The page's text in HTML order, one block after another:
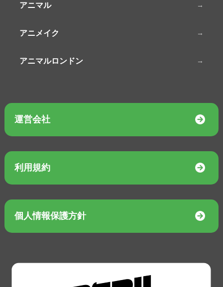
アニマル
アニメイク
アニマルロンドン
運営会社
利用規約
個人情報保護方針